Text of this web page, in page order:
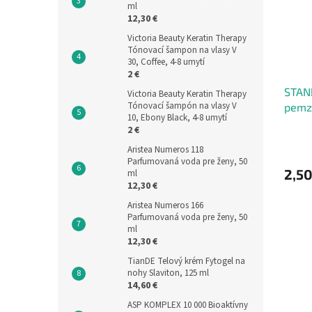
ml
12,30 €
Victoria Beauty Keratin Therapy
Tónovací šampon na vlasy V
30, Coffee, 4-8 umytí
2 €
Victoria Beauty Keratin Therapy
Tónovací šampón na vlasy V
10, Ebony Black, 4-8 umytí
2 €
Aristea Numeros 118
Parfumovaná voda pre ženy, 50
ml
12,30 €
Aristea Numeros 166
Parfumovaná voda pre ženy, 50
ml
12,30 €
TianDE Telový krém Fytogel na
nohy Slaviton, 125 ml
14,60 €
ASP KOMPLEX 10 000 Bioaktívny